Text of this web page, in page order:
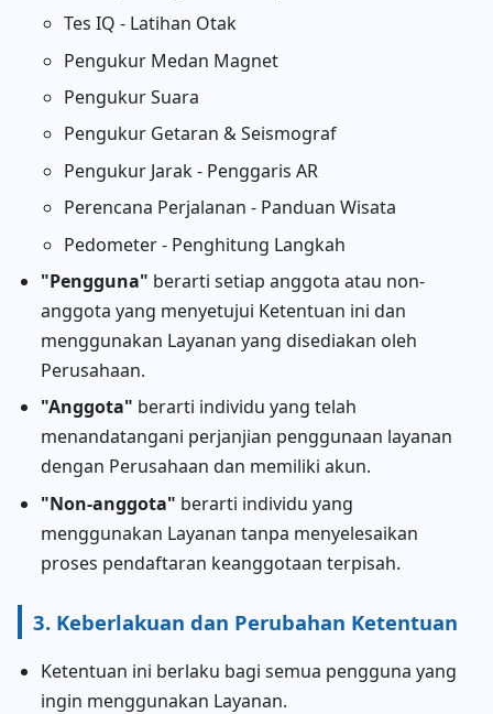
Tes IQ - Latihan Otak
Pengukur Medan Magnet
Pengukur Suara
Pengukur Getaran & Seismograf
Pengukur Jarak - Penggaris AR
Perencana Perjalanan - Panduan Wisata
Pedometer - Penghitung Langkah
"Pengguna" berarti setiap anggota atau non-
anggota yang menyetujui Ketentuan ini dan
menggunakan Layanan yang disediakan oleh
Perusahaan.
"Anggota" berarti individu yang telah
menandatangani perjanjian penggunaan layanan
dengan Perusahaan dan memiliki akun.
"Non-anggota" berarti individu yang
menggunakan Layanan tanpa menyelesaikan
proses pendaftaran keanggotaan terpisah.
3. Keberlakuan dan Perubahan Ketentuan
Ketentuan ini berlaku bagi semua pengguna yang
ingin menggunakan Layanan.